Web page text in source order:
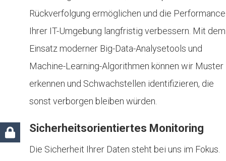
Rückverfolgung ermöglichen und die Performance
Ihrer IT-Umgebung langfristig verbessern. Mit dem
Einsatz moderner Big-Data-Analysetools und
Machine-Learning-Algorithmen können wir Muster
erkennen und Schwachstellen identifizieren, die
sonst verborgen bleiben würden.
Sicherheitsorientiertes Monitoring
Die Sicherheit Ihrer Daten steht bei uns im Fokus.